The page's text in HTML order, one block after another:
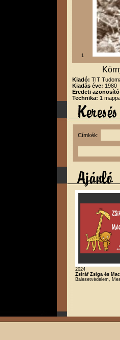
1
Kiadó: TIT
Kiadás éve: 1980
Eredeti
Technika: 1
Címkék:
2024
Zsiráf Zsiga és
Balesetvédelem,